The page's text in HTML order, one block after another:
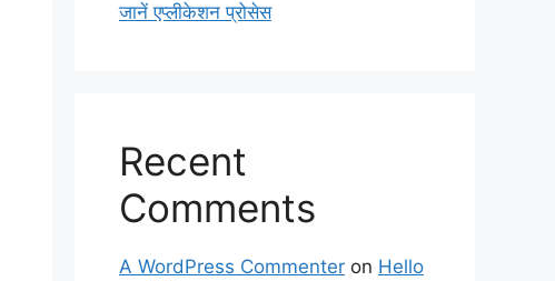
जानें एप्लीकेशन प्रोसेस
Recent
Comments
A WordPress Commenter on Hello